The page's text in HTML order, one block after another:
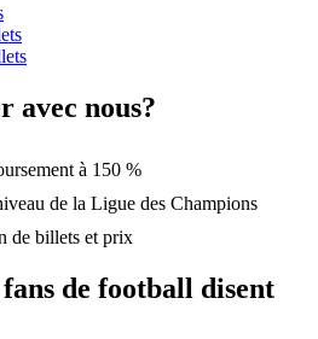
avec nous?
à 150 %
de la Ligue des Champions
de billets et prix
de football disent